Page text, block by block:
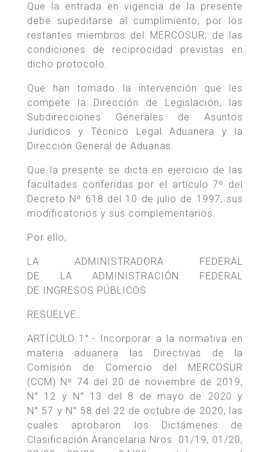
Que la entrada en vigencia de la presente
debe supeditarse al cumplimiento, por los
restantes miembros del MERCOSUR, de las
condiciones de reciprocidad previstas en
dicho protocolo.
Que han tomado la intervención que les
compete la Dirección de Legislación, las
Subdirecciones Generales de Asuntos
Jurídicos y Técnico Legal Aduanera y la
Dirección General de Aduanas.
Que la presente se dicta en ejercicio de las
facultades conferidas por el artículo 7º del
Decreto Nº 618 del 10 de julio de 1997, sus
modificatorios y sus complementarios.
Por ello,
LA ADMINISTRADORA FEDERAL
DE LA ADMINISTRACIÓN FEDERAL
DE INGRESOS PÚBLICOS
RESUELVE:
ARTÍCULO 1°.- Incorporar a la normativa en
materia aduanera las Directivas de la
Comisión de Comercio del MERCOSUR
(CCM) Nº 74 del 20 de noviembre de 2019,
N° 12 y N° 13 del 8 de mayo de 2020 y
N° 57 y N° 58 del 22 de octubre de 2020, las
cuales aprobaron los Dictámenes de
Clasificación Arancelaria Nros. 01/19, 01/20,